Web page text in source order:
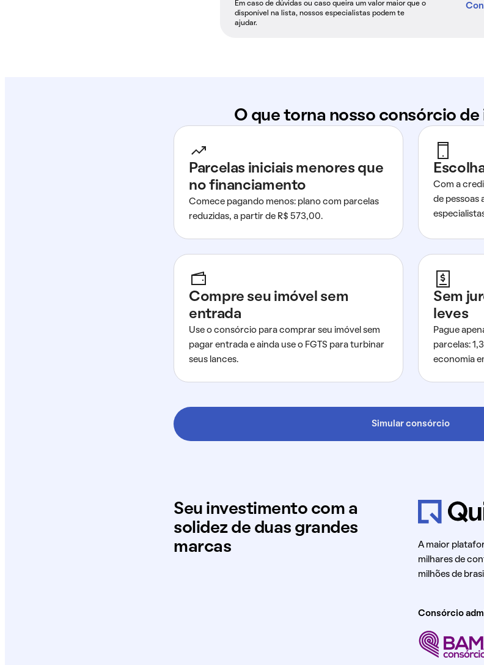
Em caso de dúvidas ou caso queira um valor maior que o
disponível na lista, nossos especialistas podem te
ajudar.
O que torna nosso consórcio de
Parcelas iniciais menores que
no financiamento
Comece pagando menos: plano com parcelas
reduzidas, a partir de R$ 573,00.
Com a
de pessoas
Compre seu imóvel sem
entrada
Use o consórcio para comprar seu imóvel sem
pagar entrada e ainda use o FGTS para turbinar
seus lances.
Sem
leves
Pague
parcelas:
economia
Simular consórcio
Seu investimento com a
solidez de duas grandes
marcas
A maior
milhares de
milhões de
Consórcio